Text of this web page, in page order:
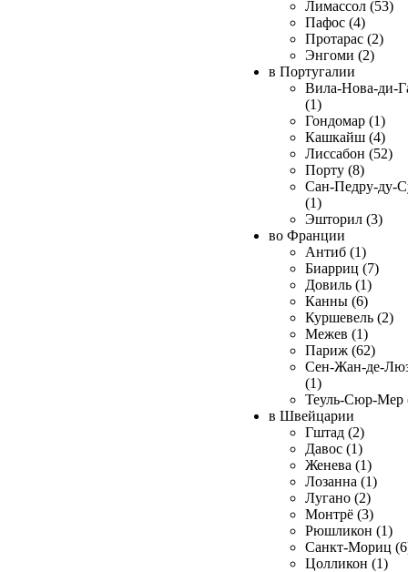
Лимассол (53)
Пафос (4)
Протарас (2)
Энгоми (2)
в Португалии
Вила-Нова-ди-
(1)
Гондомар (1)
Кашкайш (4)
Лиссабон (52)
Порту (8)
Сан-Педру-ду-
(1)
Эшторил (3)
во Франции
Антиб (1)
Биарриц (7)
Довиль (1)
Канны (6)
Куршевель (2)
Межев (1)
Париж (62)
Сен-Жан-де-
(1)
Теуль-Сюр-Мер
в Швейцарии
Гштад (2)
Давос (1)
Женева (1)
Лозанна (1)
Лугано (2)
Монтрё (3)
Рюшликон (1)
Санкт-Мориц
Цолликон (1)